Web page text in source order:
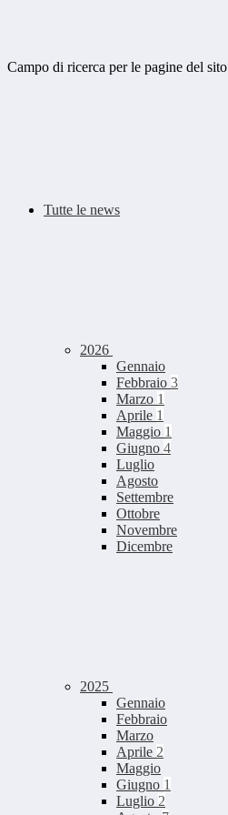
Campo di ricerca per le pagine del sito
Tutte le news
2026
Gennaio
Febbraio 3
Marzo 1
Aprile 1
Maggio 1
Giugno 4
Luglio
Agosto
Settembre
Ottobre
Novembre
Dicembre
2025
Gennaio
Febbraio
Marzo
Aprile 2
Maggio
Giugno 1
Luglio 2